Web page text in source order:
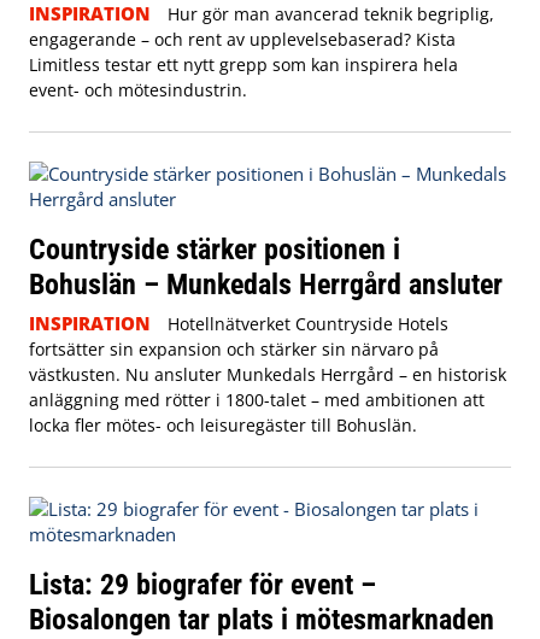
INSPIRATION
Hur gör man avancerad teknik begriplig,
engagerande – och rent av upplevelsebaserad? Kista
Limitless testar ett nytt grepp som kan inspirera hela
event- och mötesindustrin.
Countryside stärker positionen i
Bohuslän – Munkedals Herrgård ansluter
INSPIRATION
Hotellnätverket Countryside Hotels
fortsätter sin expansion och stärker sin närvaro på
västkusten. Nu ansluter Munkedals Herrgård – en historisk
anläggning med rötter i 1800-talet – med ambitionen att
locka fler mötes- och leisuregäster till Bohuslän.
Lista: 29 biografer för event –
Biosalongen tar plats i mötesmarknaden